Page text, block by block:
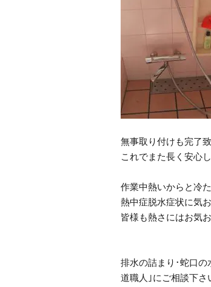
無事取り付けも完了
これでまた長く安心
作業中熱いからと冷
熱中症脱水症状に気
皆様も熱さにはお気
排水の詰まり･蛇口の
道職人｣にご相談下さ